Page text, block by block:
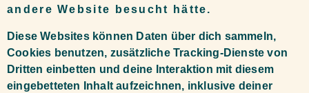
andere Website besucht hätte.
Diese Websites können Daten über dich sammeln,
Cookies benutzen, zusätzliche Tracking-Dienste von
Dritten einbetten und deine Interaktion mit diesem
eingebetteten Inhalt aufzeichnen, inklusive deiner